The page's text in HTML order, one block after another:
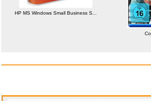
CHARLOTTES
HP MS Windows Small Business S...